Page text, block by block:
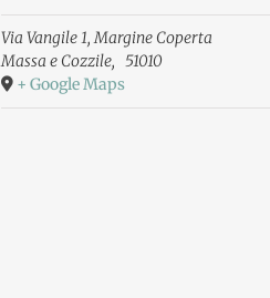
Via Vangile 1, Margine Coperta
Massa e Cozzile, 51010
+ Google Maps